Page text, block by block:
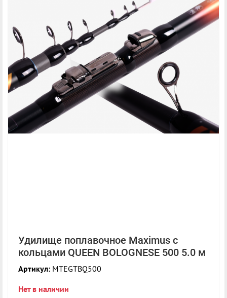
Удилище поплавочное Maximus с
кольцами QUEEN BOLOGNESE 500 5.0 м
Артикул: MTEGTBQ500
Нет в наличии